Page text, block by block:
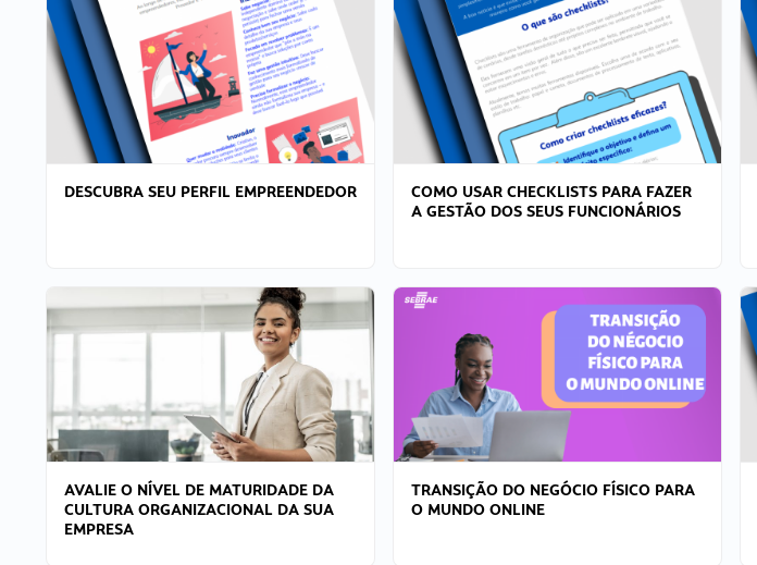
DESCUBRA SEU PERFIL EMPREENDEDOR
COMO USAR CHECKLISTS PARA FAZER
A GESTÃO DOS SEUS FUNCIONÁRIOS
AVALIE O NÍVEL DE MATURIDADE DA
CULTURA ORGANIZACIONAL DA SUA
EMPRESA
TRANSIÇÃO DO NEGÓCIO FÍSICO PARA
O MUNDO ONLINE